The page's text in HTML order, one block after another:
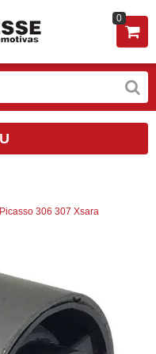
0
306 307 Xsara